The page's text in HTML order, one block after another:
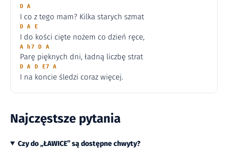
D A
I co z tego mam? Kilka starych szmat
D A E
I do kości cięte nożem co dzień ręce,
A h7 D A
Parę pięknych dni, ładną liczbę strat
D A D E7 A
I na koncie śledzi coraz więcej.
Najczęstsze pytania
Czy do „ŁAWICE” są dostępne chwyty?